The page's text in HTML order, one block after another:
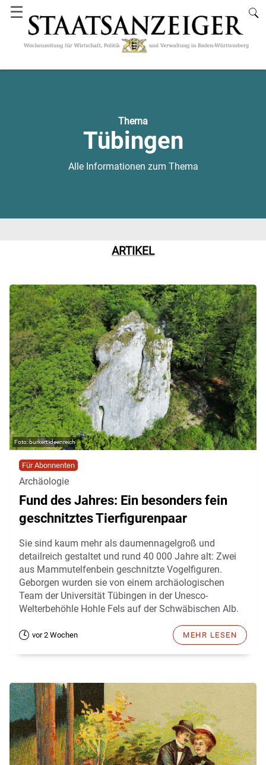
☰
Thema
Tübingen
Alle Informationen zum Thema
ARTIKEL
burkert ideenreich
Für Abonnenten
Archäologie
Fund des Jahres: Ein besonders fein
geschnitztes Tierfigurenpaar
Sie sind kaum mehr als daumennagelgroß und
detailreich gestaltet und rund 40 000 Jahre alt: Zwei
aus Mammutelfenbein geschnitzte Vogelfiguren.
Geborgen wurden sie von einem archäologischen
Team der Universität Tübingen in der Unesco-
Welterbehöhle Hohle Fels auf der Schwäbischen Alb.
vor 2 Wochen MEHR LESEN